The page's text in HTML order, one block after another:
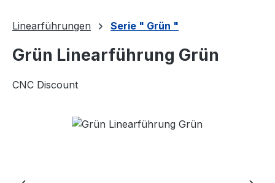
Linearführungen Serie " Grün "
Grün Linearführung Grün
CNC Discount
Bildergalerie überspringen